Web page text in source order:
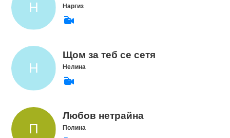
Наргиз
Щом за теб се сетя
Нелина
Любов нетрайна
Полина